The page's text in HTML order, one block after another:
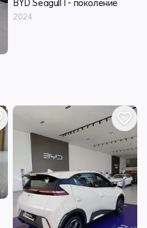
BYD Seagull I - поколение
2024